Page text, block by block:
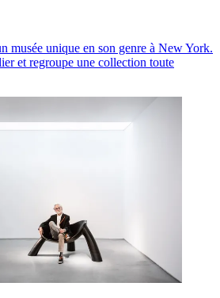
musée unique en son genre à New York.
et regroupe une collection toute